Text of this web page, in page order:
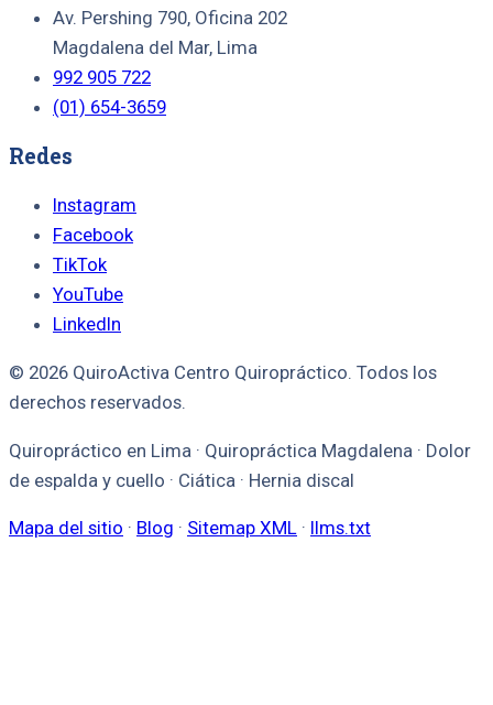
Av. Pershing 790, Oficina 202
Magdalena del Mar, Lima
992 905 722
(01) 654-3659
Redes
Instagram
Facebook
TikTok
YouTube
LinkedIn
© 2026 QuiroActiva Centro Quiropráctico. Todos los
derechos reservados.
Quiropráctico en Lima · Quiropráctica Magdalena · Dolor
de espalda y cuello · Ciática · Hernia discal
Mapa del sitio · Blog · Sitemap XML · llms.txt